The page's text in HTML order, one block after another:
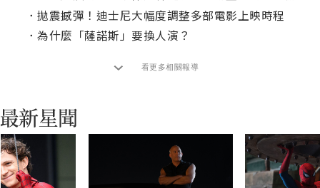
． 拋震撼彈！迪士尼大幅度調整多部電影上映時程
． 為什麼「薩諾斯」要換人演？
看更多相關報導